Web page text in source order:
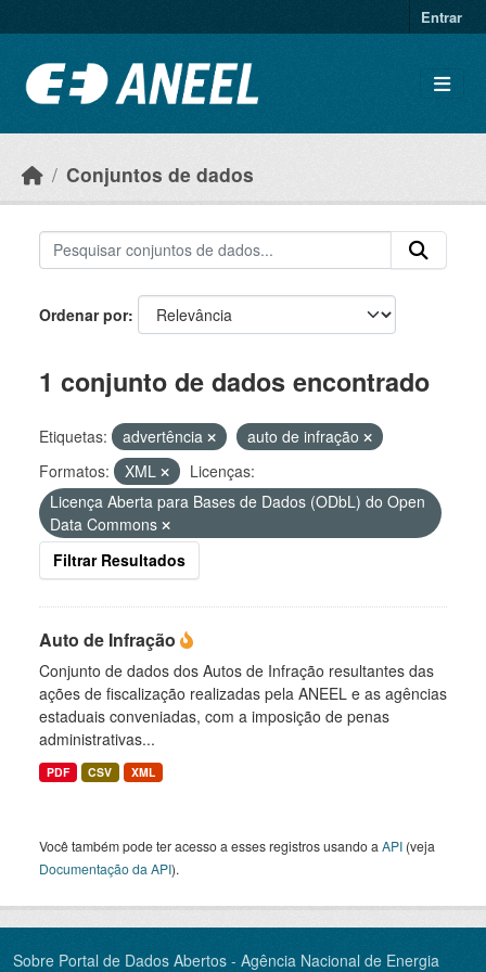
Entrar
Conjuntos de dados
Ordenar por
1 conjunto de dados encontrado
Etiquetas: advertência
auto de infração
Formatos:
XML
Licenças:
Licença Aberta para Bases de Dados (ODbL) do Open
Data Commons
Filtrar Resultados
Auto de Infração
Conjunto de dados dos Autos de Infração resultantes das
ações de fiscalização realizadas pela ANEEL e as agências
estaduais conveniadas, com a imposição de penas
administrativas...
PDF CSV XML
Você também pode ter acesso a esses registros usando a API (veja
Documentação da API).
Sobre Portal de Dados Abertos - Agência Nacional de Energia